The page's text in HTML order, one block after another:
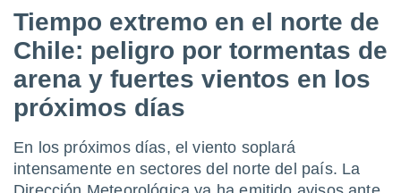
de
por
la
se
calidad.
las
Tiempo extremo en el norte de
Chile: peligro por tormentas de
arena y fuertes vientos en los
próximos días
En los próximos días, el viento soplará
intensamente en sectores del norte del país. La